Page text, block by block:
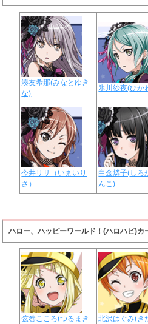
湊友希那(みなとゆき
な)
氷川紗夜(ひか
今井リサ（いまいり
さ）
白金燐子(しろ
んこ)
ハロー、ハッピーワールド！(ハロハピ)カ
弦巻こころ(つるまき
北沢はぐみ(き